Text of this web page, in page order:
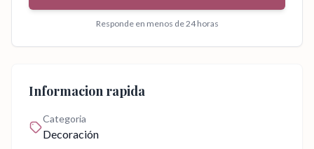
Responde en menos de 24 horas
Informacion rapida
Categoria
Decoración